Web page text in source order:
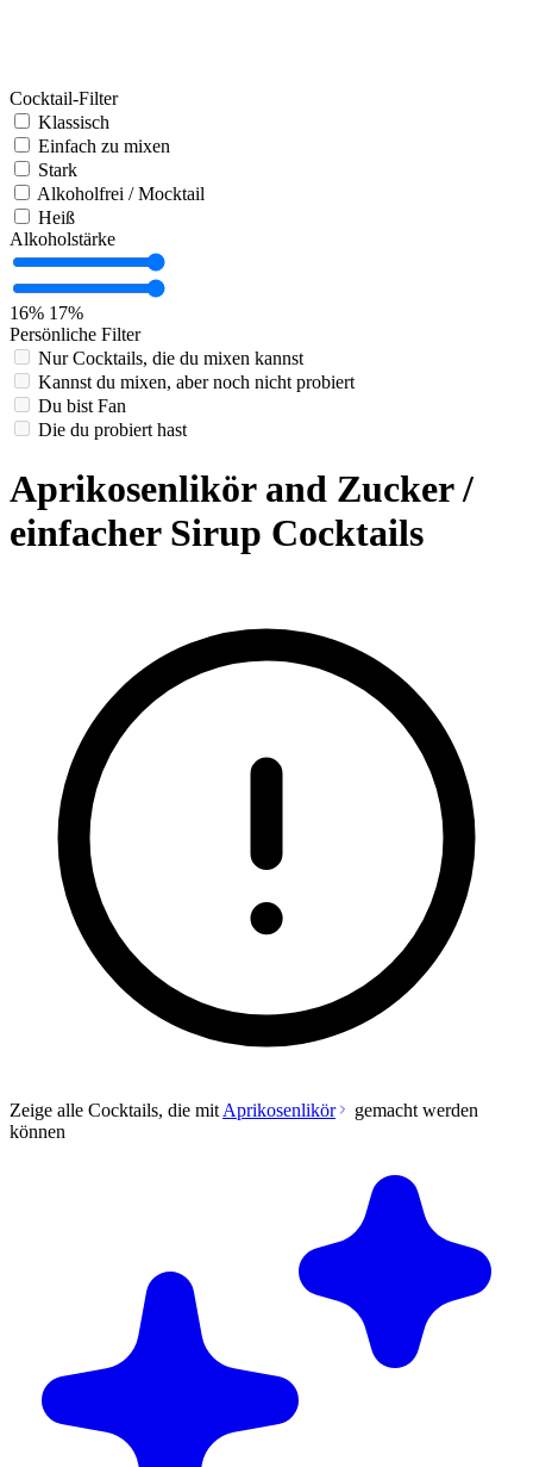
Cocktail-Filter
Klassisch
Einfach zu mixen
Stark
Alkoholfrei / Mocktail
Heiß
Alkoholstärke
16% 17%
Persönliche Filter
Nur Cocktails, die du mixen kannst
Kannst du mixen, aber noch nicht probiert
Du bist Fan
Die du probiert hast
Aprikosenlikör and Zucker /
einfacher Sirup Cocktails
Zeige alle Cocktails, die mit Aprikosenlikör
gemacht werden
können